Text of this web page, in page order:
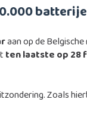
aan op de
ten laatste op 28
Zoals